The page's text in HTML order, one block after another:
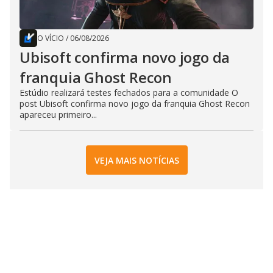
O VÍCIO / 06/08/2026
Ubisoft confirma novo jogo da
franquia Ghost Recon
Estúdio realizará testes fechados para a comunidade O
post Ubisoft confirma novo jogo da franquia Ghost Recon
apareceu primeiro...
VEJA MAIS NOTÍCIAS